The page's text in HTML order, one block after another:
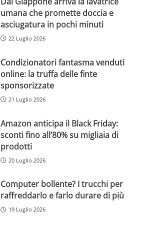
umana che promette doccia e
asciugatura in pochi minuti
22 Luglio 2026
Condizionatori fantasma venduti
online: la truffa delle finte
sponsorizzate
21 Luglio 2026
Amazon anticipa il Black Friday:
sconti fino all’80% su migliaia di
prodotti
20 Luglio 2026
Computer bollente? I trucchi per
raffreddarlo e farlo durare di più
19 Luglio 2026